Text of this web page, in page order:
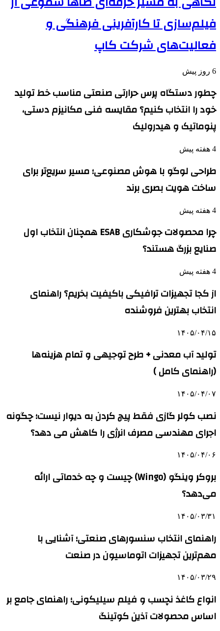
فیلم‌سازی تا کارآفرینی فرهنگی و
فعالیت‌های شرکت کاپ
6 روز پیش
چطور دستگاه پرس حرارتی صنعتی مناسب خط تولید
خود را انتخاب کنیم؟ مقایسه فنی مکانیزم دستی،
پنوماتیک و هیدرولیک
4 هفته پیش
طراحی لوگو با هوش مصنوعی؛ مسیر سریع‌تر برای
ساخت هویت بصری برند
4 هفته پیش
چرا محصولات جوشکاری ESAB همچنان انتخاب اول
صنایع بزرگ هستند؟
4 هفته پیش
از کجا تجهیزات ترافیکی باکیفیت بخریم؟ راهنمای
انتخاب بهترین فروشنده
۱۴۰۵/۰۴/۱۵
تولید آب معدنی + طرح توجیهی و تمام هزینه‌ها
(راهنمای کامل )
۱۴۰۵/۰۴/۰۷
نصب کولر گازی فقط پیچ کردن به دیوار نیست؛ چگونه
اجرای مهندسی مصرف انرژی را کاهش می دهد؟
۱۴۰۵/۰۴/۰۶
بروکر وینگو (Wingo) چیست و چه خدماتی ارائه
می‌دهد؟
۱۴۰۵/۰۳/۳۱
راهنمای انتخاب سنسورهای صنعتی؛ آشنایی با
مهم‌ترین تجهیزات اتوماسیون در صنعت
۱۴۰۵/۰۳/۲۹
انواع کاغذ نچسب و فیلم سیلیکونی؛ راهنمای جامع بر
اساس محصولات آذین کوتینگ